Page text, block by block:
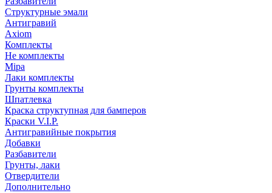
Структурные эмали
Антигравий
Axiom
Комплекты
Не комплекты
Mipa
Лаки комплекты
Грунты комплекты
Шпатлевка
Краска структупная для бамперов
Краски V.I.P.
Антигравийные покрытия
Добавки
Разбавители
Грунты, лаки
Отвердители
Дополнительно